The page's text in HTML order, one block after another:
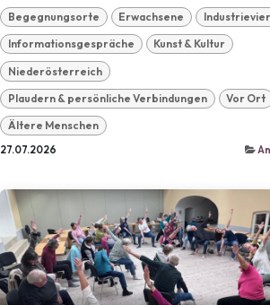
Begegnungsorte Erwachsene
Informationsgespräche Kunst & Kultur
Niederösterreich
Plaudern & persönliche Verbindungen Vor Ort
Ältere Menschen
27.07.2026